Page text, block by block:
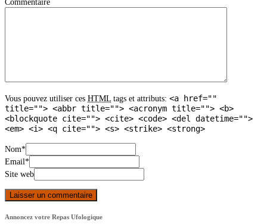
Commentaire
Vous pouvez utiliser ces HTML tags et attributs: <a href=""
title=""> <abbr title=""> <acronym title=""> <b>
<blockquote cite=""> <cite> <code> <del datetime="">
<em> <i> <q cite=""> <s> <strike> <strong>
Nom*
Email*
Site web
Annoncez votre Repas Ufologique